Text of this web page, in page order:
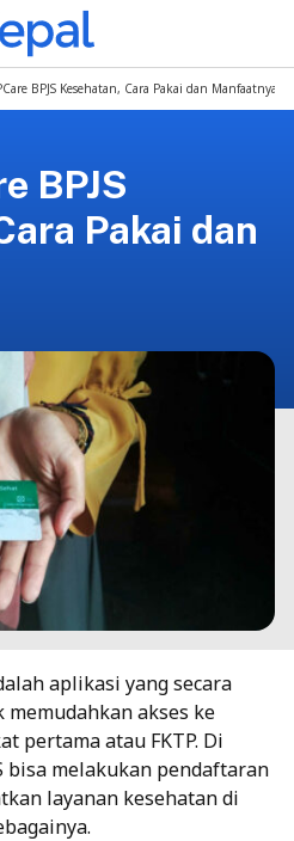
BPJS Kesehatan, Cara Pakai dan Manfaatnya
BPJS
Pakai dan
aplikasi yang secara
akses ke
pertama atau FKTP. Di
bisa melakukan pendaftaran
layanan kesehatan di